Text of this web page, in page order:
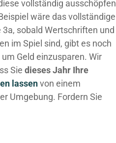
vollständig ausschöpfen
wäre das vollständige
sobald Wertschriften und
im Spiel sind, gibt es noch
Geld einzusparen. Wir
Sie diesesJahr Ihre
lassenvon einem
Umgebung. Fordern Sie